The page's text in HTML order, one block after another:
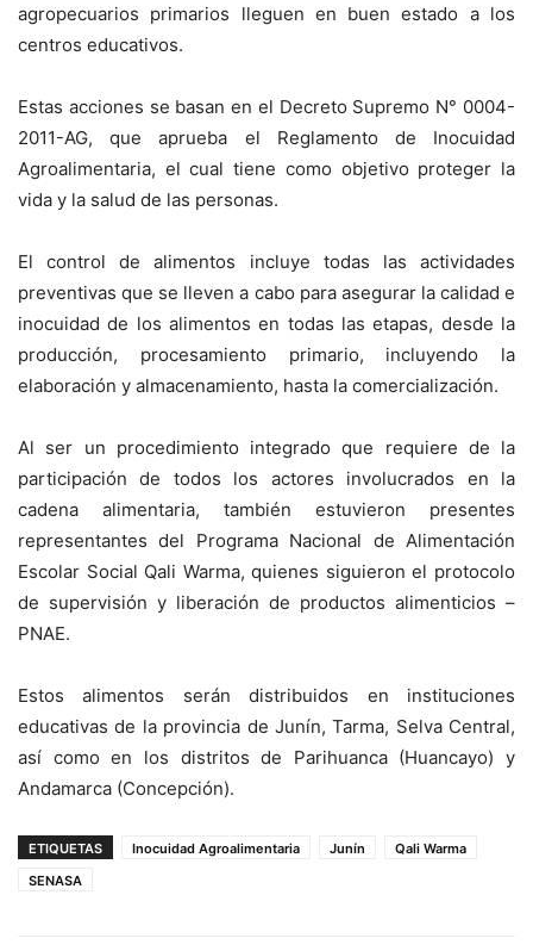
agropecuarios primarios lleguen en buen estado a los
centros educativos.
Estas acciones se basan en el Decreto Supremo N° 0004-
2011-AG, que aprueba el Reglamento de Inocuidad
Agroalimentaria, el cual tiene como objetivo proteger la
vida y la salud de las personas.
El control de alimentos incluye todas las actividades
preventivas que se lleven a cabo para asegurar la calidad e
inocuidad de los alimentos en todas las etapas, desde la
producción, procesamiento primario, incluyendo la
elaboración y almacenamiento, hasta la comercialización.
Al ser un procedimiento integrado que requiere de la
participación de todos los actores involucrados en la
cadena alimentaria, también estuvieron presentes
representantes del Programa Nacional de Alimentación
Escolar Social Qali Warma, quienes siguieron el protocolo
de supervisión y liberación de productos alimenticios –
PNAE.
Estos alimentos serán distribuidos en instituciones
educativas de la provincia de Junín, Tarma, Selva Central,
así como en los distritos de Parihuanca (Huancayo) y
Andamarca (Concepción).
ETIQUETAS Inocuidad Agroalimentaria Junín
Qali Warma
SENASA